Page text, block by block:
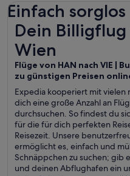
Einfach
Dein Billigflug
Wien
Flüge von HAN nach VIE |
zu günstigen Preisen
Expedia kooperiert mit vielen
dich eine große Anzahl an
durchsuchen. So findest du
für die für dich perfekten
Reisezeit. Unsere
ermöglicht es, einfach und
Schnäppchen zu suchen; gib
und deinen Abflughafen ein
Dein Billigflug von Hanoi